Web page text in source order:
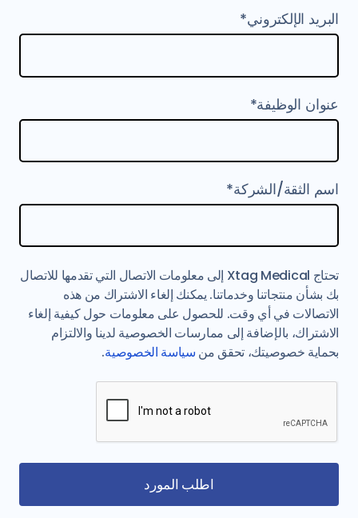
البريد الإلكتروني*
عنوان الوظيفة*
اسم الثقة/الشركة*
تحتاج Xtag Medical إلى معلومات الاتصال التي تقدمها للاتصال
بك بشأن منتجاتنا وخدماتنا. يمكنك إلغاء الاشتراك من هذه
الاتصالات في أي وقت. للحصول على معلومات حول كيفية إلغاء
الاشتراك، بالإضافة إلى ممارسات الخصوصية لدينا والالتزام
بحماية خصوصيتك، تحقق من سياسة الخصوصية.